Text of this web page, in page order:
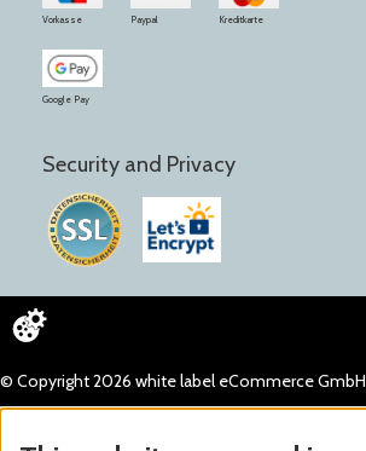
Vorkasse Paypal Kreditkarte
Google Pay
Security and Privacy
© Copyright 2026 white label eCommerce GmbH